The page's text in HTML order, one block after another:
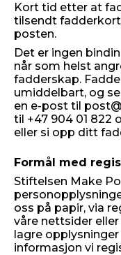
Kort tid etter at
tilsendt
posten.
Det er ingen
når som helst
fadderskap.
umiddelbart, og
en e-post til
til +47 904 01 822
eller si opp ditt
Formål med
Stiftelsen Make
oss på papir, via
våre nettsider
lagre
informasjon vi